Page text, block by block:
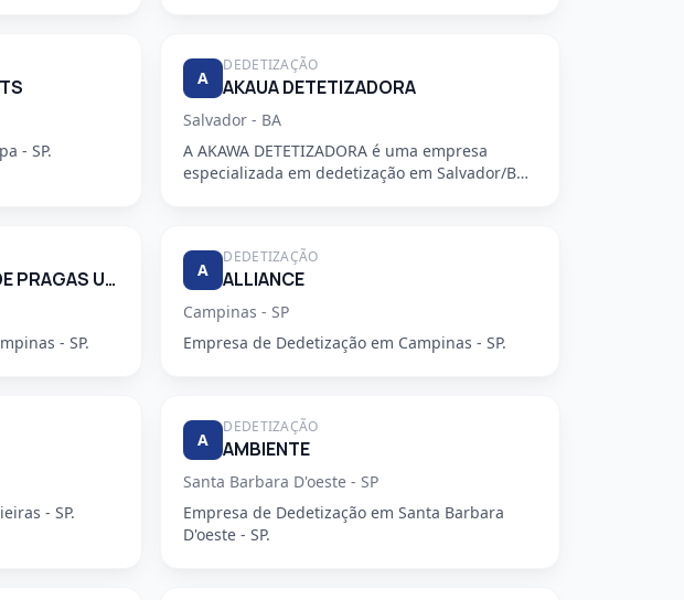
- SP.
A
DEDETIZAÇÃO
AKAUA DETETIZADORA
Salvador - BA
A AKAWA DETETIZADORA é uma empresa
especializada em dedetização em Salvador/BA,
ALEPRAG CONTROLE DE PRAGAS URBANAS LTDA
- SP.
A
DEDETIZAÇÃO
ALLIANCE
Campinas - SP
Empresa de Dedetização em Campinas - SP.
- SP.
A
DEDETIZAÇÃO
AMBIENTE
Santa Barbara D'oeste - SP
Empresa de Dedetização em Santa Barbara
D'oeste - SP.